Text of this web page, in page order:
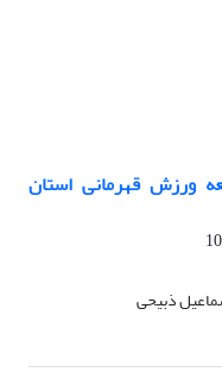
ورزش قهرمانی استان
ذبیحی